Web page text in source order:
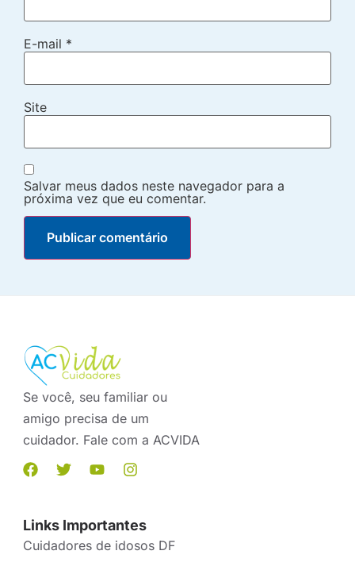
E-mail *
Site
Salvar meus dados neste navegador para a
próxima vez que eu comentar.
Se você, seu familiar ou
amigo precisa de um
cuidador. Fale com a ACVIDA
Links Importantes
Cuidadores de idosos DF